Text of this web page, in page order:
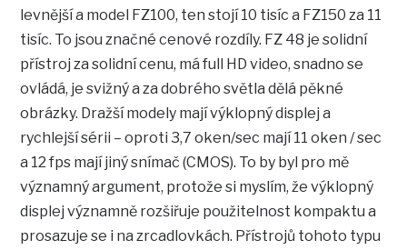
levnější a model FZ100, ten stojí 10 tisíc a FZ150 za 11
tisíc. To jsou značné cenové rozdíly. FZ 48 je solidní
přístroj za solidní cenu, má full HD video, snadno se
ovládá, je svižný a za dobrého světla dělá pěkné
obrázky. Dražší modely mají výklopný displej a
rychlejší sérii – oproti 3,7 oken/sec mají 11 oken / sec
a 12 fps mají jiný snímač (CMOS). To by byl pro mě
významný argument, protože si myslím, že výklopný
displej významně rozšiřuje použitelnost kompaktu a
prosazuje se i na zrcadlovkách. Přístrojů tohoto typu